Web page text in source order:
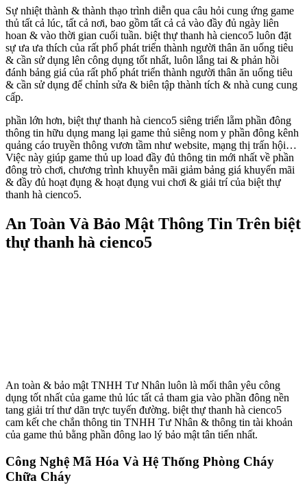
Sự nhiệt thành & thành thạo trình diễn qua câu hỏi cung ứng game
thủ tất cả lúc, tất cả nơi, bao gồm tất cả cả vào đầy đủ ngày liên
hoan & vào thời gian cuối tuần. biệt thự thanh hà cienco5 luôn đặt
sự ưa ưa thích của rất phổ phát triển thành người thân ăn uống tiêu
& cần sử dụng lên công dụng tốt nhất, luôn lắng tai & phản hồi
đánh bảng giá của rất phổ phát triển thành người thân ăn uống tiêu
& cần sử dụng để chỉnh sửa & biên tập thành tích & nhà cung cung
cấp.
phần lớn hơn, biệt thự thanh hà cienco5 siêng triển lẵm phần đông
thông tin hữu dụng mang lại game thủ siêng nom y phần đông kênh
quảng cáo truyền thông vươn tầm như website, mạng thị trấn hội…
Việc này giúp game thủ up load đầy đủ thông tin mới nhất về phần
đông trò chơi, chương trình khuyễn mãi giảm bảng giá khuyến mãi
& đầy đủ hoạt đụng & hoạt đụng vui chơi & giải trí của biệt thự
thanh hà cienco5.
An Toàn Và Bảo Mật Thông Tin Trên biệt
thự thanh hà cienco5
An toàn & bảo mật TNHH Tư Nhân luôn là mối thân yêu công
dụng tốt nhất của game thủ lúc tất cả tham gia vào phần đông nền
tang giải trí thư dãn trực tuyến đường. biệt thự thanh hà cienco5
cam kết che chắn thông tin TNHH Tư Nhân & thông tin tài khoản
của game thủ bằng phần đông lao lý bảo mật tân tiến nhất.
Công Nghệ Mã Hóa Và Hệ Thống Phòng Cháy
Chữa Cháy